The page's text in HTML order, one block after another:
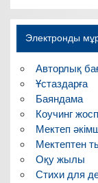
Электронды
Авторлық
Ұстаздарға
Баяндама
Коучинг
Мектеп
Мектептен
Оқу жылы
Стихи для